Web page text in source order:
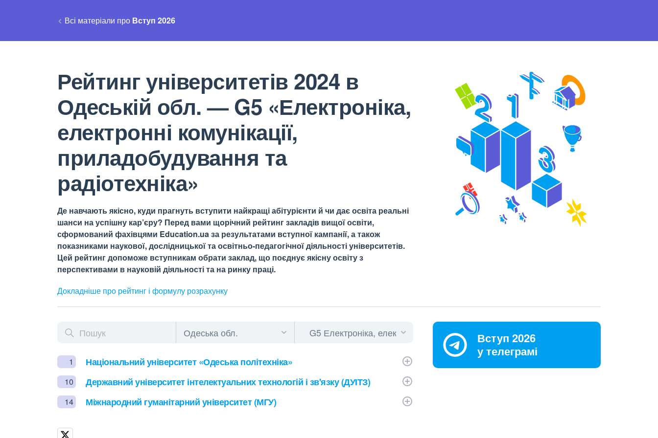
Всі матеріали про Вступ 2026
Рейтинг університетів 2024 в
Одеській обл. — G5 «Електроніка,
електронні комунікації,
приладобудування та
радіотехніка»
Де навчають якісно, куди прагнуть вступити найкращі абітурієнти й чи дає освіта реальні
шанси на успішну кар’єру? Перед вами щорічний рейтинг закладів вищої освіти,
сформований фахівцями Education.ua за результатами вступної кампанії, а також
показниками наукової, дослідницької та освітньо-педагогічної діяльності університетів.
Цей рейтинг допоможе вступникам обрати заклад, що поєднує якісну освіту з
перспективами в науковій діяльності та на ринку праці.
Докладніше про рейтинг і формулу розрахунку
1 Національний університет «Одеська політехніка»
10 Державний університет інтелектуальних технологій і зв'язку (ДУІТЗ)
14 Міжнародний гуманітарний університет (МГУ)
Вступ 2026
у телеграмі